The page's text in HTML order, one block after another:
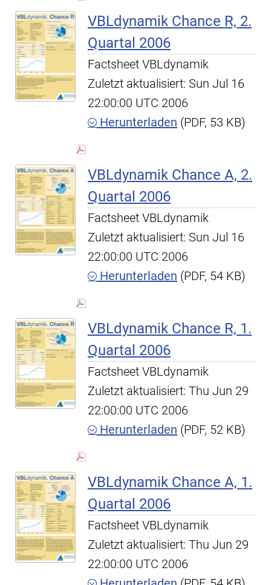
VBLdynamik Chance R, 2.
Quartal 2006
Factsheet VBLdynamik
Zuletzt aktualisiert: Sun Jul 16
22:00:00 UTC 2006
Herunterladen (PDF, 53 KB)
VBLdynamik Chance A, 2.
Quartal 2006
Factsheet VBLdynamik
Zuletzt aktualisiert: Sun Jul 16
22:00:00 UTC 2006
Herunterladen (PDF, 54 KB)
VBLdynamik Chance R, 1.
Quartal 2006
Factsheet VBLdynamik
Zuletzt aktualisiert: Thu Jun 29
22:00:00 UTC 2006
Herunterladen (PDF, 52 KB)
VBLdynamik Chance A, 1.
Quartal 2006
Factsheet VBLdynamik
Zuletzt aktualisiert: Thu Jun 29
22:00:00 UTC 2006